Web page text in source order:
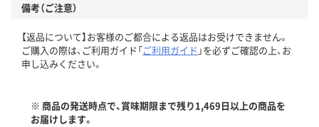
備考（ご注意）
【返品について】お客様のご都合による返品はお受けできません。
ご購入の際は、ご利用ガイド「ご利用ガイド 」を必ずご確認の上、お
申し込みください。
※ 商品の発送時点で、賞味期限まで残り1,469日以上の商品を
お届けします。